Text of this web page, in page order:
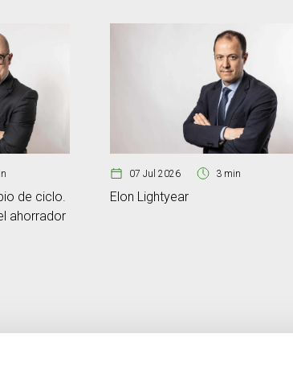
de ciclo.
ahorrador
07 Jul 2026 3 min
Elon Lightyear